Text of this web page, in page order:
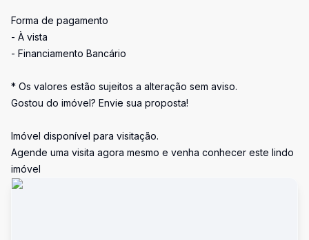
Forma de pagamento
- À vista
- Financiamento Bancário
* Os valores estão sujeitos a alteração sem aviso.
Gostou do imóvel? Envie sua proposta!
Imóvel disponível para visitação.
Agende uma visita agora mesmo e venha conhecer este lindo
imóvel